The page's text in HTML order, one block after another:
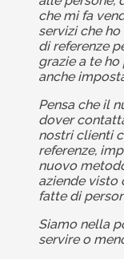
che mi fa
servizi che
di referenze
grazie a te
anche
Pensa che il
dover
nostri clienti
referenze,
nuovo
aziende visto
fatte di
Siamo nella
servire o